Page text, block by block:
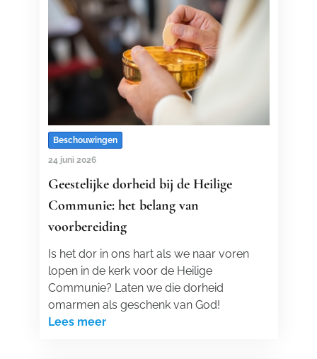
Beschouwingen
24 juni 2026
Geestelijke dorheid bij de Heilige
Communie: het belang van
voorbereiding
Is het dor in ons hart als we naar voren
lopen in de kerk voor de Heilige
Communie? Laten we die dorheid
omarmen als geschenk van God!
Lees meer